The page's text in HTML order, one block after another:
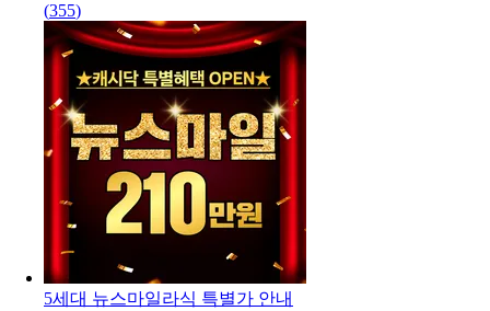
(355)
5세대 뉴스마일라식 특별가 안내